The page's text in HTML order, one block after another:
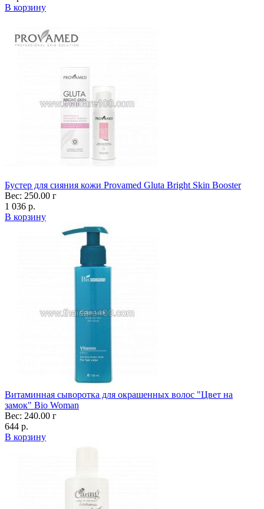
В корзину
Бустер для сияния кожи Provamed Gluta Bright Skin Booster
Вес: 250.00 г
1 036 р.
В корзину
Витаминная сыворотка для окрашенных волос "Цвет на
замок" Bio Woman
Вес: 240.00 г
644 р.
В корзину